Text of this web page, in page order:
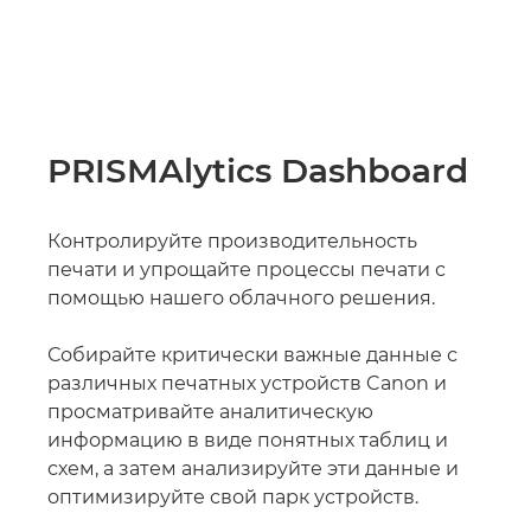
PRISMAlytics Dashboard
Контролируйте производительность
печати и упрощайте процессы печати с
помощью нашего облачного решения.
Собирайте критически важные данные с
различных печатных устройств Canon и
просматривайте аналитическую
информацию в виде понятных таблиц и
схем, а затем анализируйте эти данные и
оптимизируйте свой парк устройств.